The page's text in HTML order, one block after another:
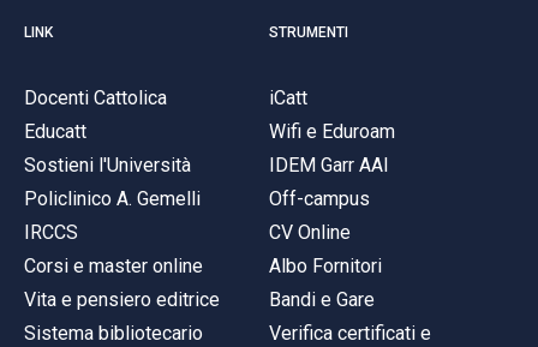
LINK
Docenti Cattolica
Educatt
Sostieni l'Università
Policlinico A. Gemelli
IRCCS
Corsi e master online
Vita e pensiero editrice
Sistema bibliotecario
STRUMENTI
iCatt
Wifi e Eduroam
IDEM Garr AAI
Off-campus
CV Online
Albo Fornitori
Bandi e Gare
Verifica certificati e